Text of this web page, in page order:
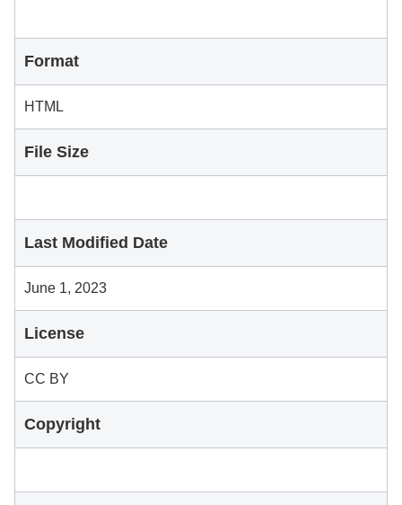
Format
HTML
File Size
Last Modified Date
June 1, 2023
License
CC BY
Copyright